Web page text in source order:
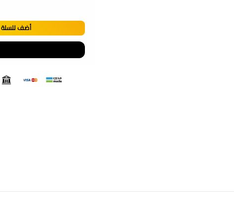
تمنح الطفل راحة عند
أضف للسلة